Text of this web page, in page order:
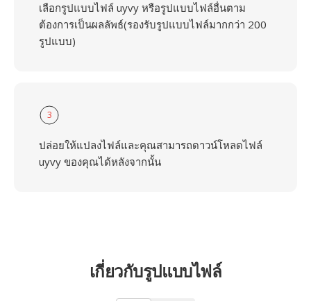
เลือกรูปแบบไฟล์ uyvy หรือรูปแบบไฟล์อื่นตาม
ต้องการเป็นผลลัพธ์(รองรับรูปแบบไฟล์มากกว่า 200
รูปแบบ)
3
ปล่อยให้แปลงไฟล์และคุณสามารถดาวน์โหลดไฟล์
uyvy ของคุณได้หลังจากนั้น
เกี่ยวกับรูปแบบไฟล์